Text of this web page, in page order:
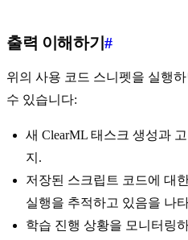
출력 이해하기#
위의 사용 코드 스니펫을 실행
수 있습니다:
새 ClearML 태스크 생성과
지.
저장된 스크립트 코드에 대
실행을 추적하고 있음을 나
학습 진행 상황을 모니터링